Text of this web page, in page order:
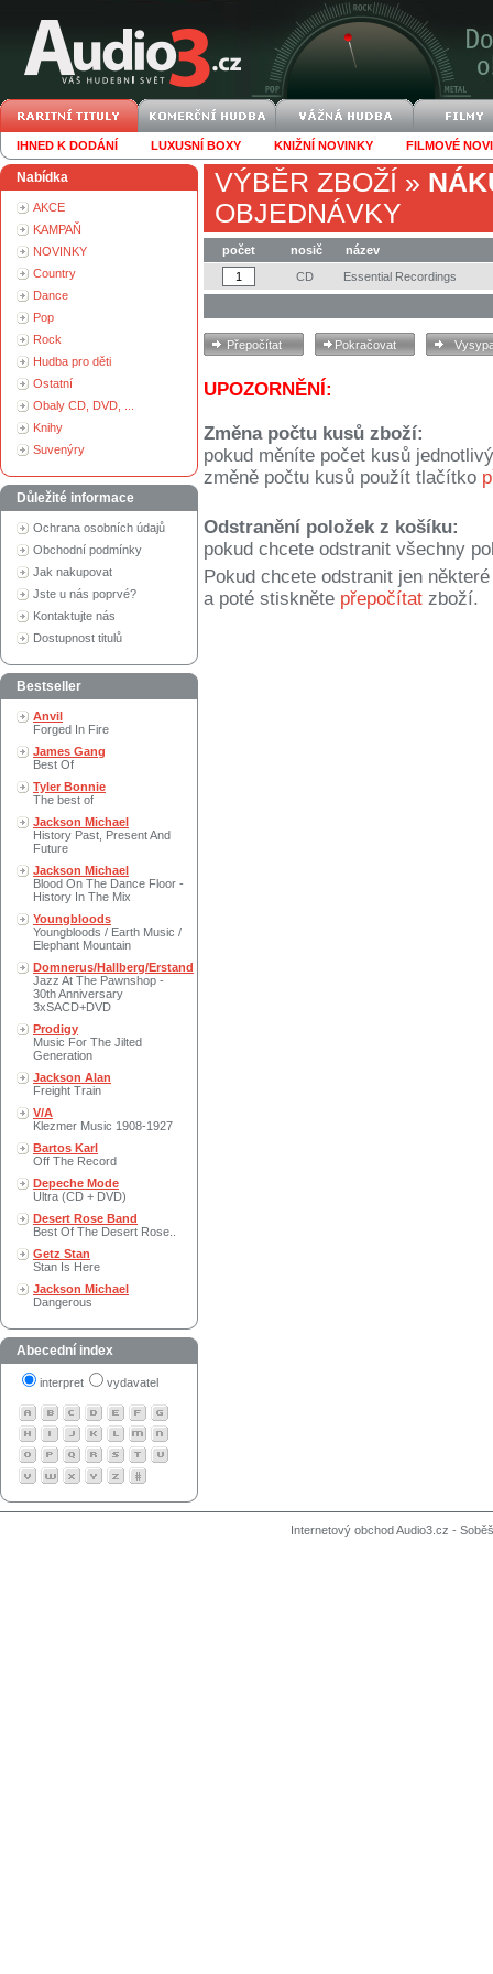
IHNED K DODÁNÍ LUXUSNÍ BOXY KNIŽNÍ NOVINKY FILMOVÉ
Nabídka
AKCE
KAMPAŇ
NOVINKY
Country
Dance
Pop
Rock
Hudba pro děti
Ostatní
Obaly CD, DVD, ...
Knihy
Suvenýry
Důležité informace
Ochrana osobních údajů
Obchodní podmínky
Jak nakupovat
Jste u nás poprvé?
Kontaktujte nás
Dostupnost titulů
Bestseller
Anvil
Forged In Fire
James Gang
Best Of
Tyler Bonnie
The best of
Jackson Michael
History Past, Present And
Future
Jackson Michael
Blood On The Dance Floor -
History In The Mix
Youngbloods
Youngbloods / Earth Music /
Elephant Mountain
Domnerus/Hallberg/Erstand
Jazz At The Pawnshop -
30th Anniversary
3xSACD+DVD
Prodigy
Music For The Jilted
Generation
Jackson Alan
Freight Train
V/A
Klezmer Music 1908-1927
Bartos Karl
Off The Record
Depeche Mode
Ultra (CD + DVD)
Desert Rose Band
Best Of The Desert Rose..
Getz Stan
Stan Is Here
Jackson Michael
Dangerous
Abecední index
interpret vydavatel
VÝBĚR ZBOŽÍ »
OBJEDNÁVKY
počet nosič
název
CD
Essential Recordings
UPOZORNĚNÍ:
Změna počtu kusů zboží:
pokud měníte počet kusů
změně počtu kusů použít tlačítko
Odstranění položek z košíku:
pokud chcete odstranit všechny
Pokud chcete odstranit jen
a poté stiskněte přepočítat zboží.
Internetový obchod Audio3.cz -